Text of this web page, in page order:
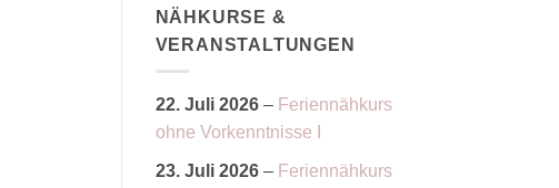
NÄHKURSE &
VERANSTALTUNGEN
22. Juli 2026– Feriennähkurs
ohne Vorkenntnisse I
23. Juli 2026– Feriennähkurs